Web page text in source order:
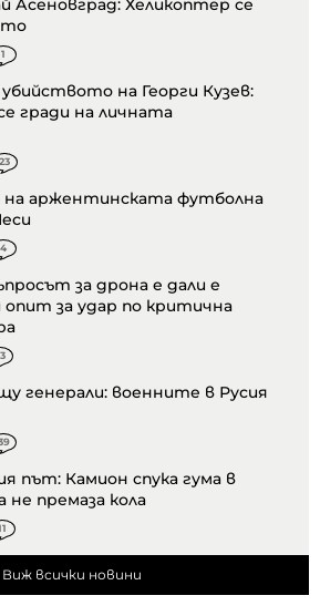
Асеновград: Хеликоптер се
1
на Георги Кузев:
гради на личната
23
аржентинската футболна
4
за дрона е дали е
опит за удар по критична
генерали: военните в Русия
път: Камион спука гума в
не премаза кола
Виж всички новини